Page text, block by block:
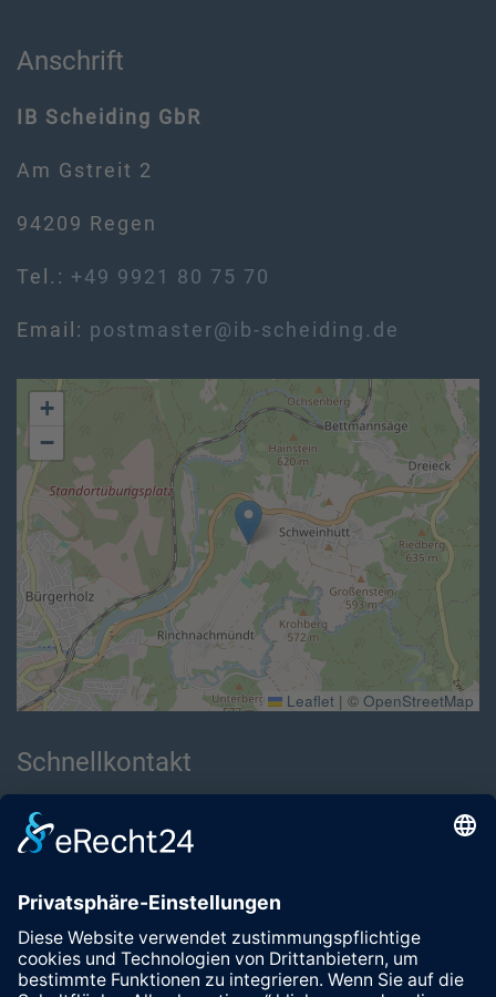
Anschrift
IB Scheiding GbR
Am Gstreit 2
94209 Regen
Tel.: +49 9921 80 75 70
Email: postmaster@ib-scheiding.de
+
−
Leaflet | © OpenStreetMap
Schnellkontakt
Name *
Telefon *
Nachricht